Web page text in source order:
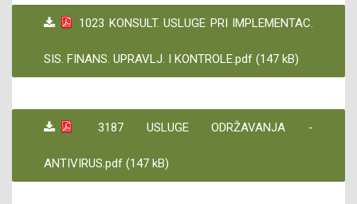
1023 KONSULT. USLUGE PRI IMPLEMENTAC.
SIS. FINANS. UPRAVLJ. I KONTROLE.pdf (147 kB)
3187 USLUGE ODRŽAVANJA -
ANTIVIRUS.pdf (147 kB)